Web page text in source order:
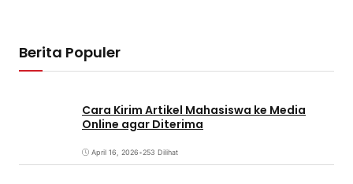
Berita Populer
Cara Kirim Artikel Mahasiswa ke Media
Online agar Diterima
April 16, 2026•253 Dilihat